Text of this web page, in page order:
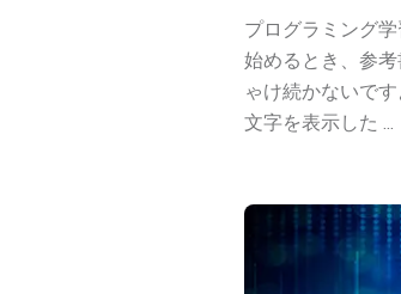
プログラミング
始めるとき、参
ゃけ続かないで
文字を表示した ...